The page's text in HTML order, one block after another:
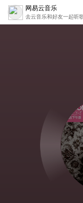
网易云音乐
去云音乐和好友一起听